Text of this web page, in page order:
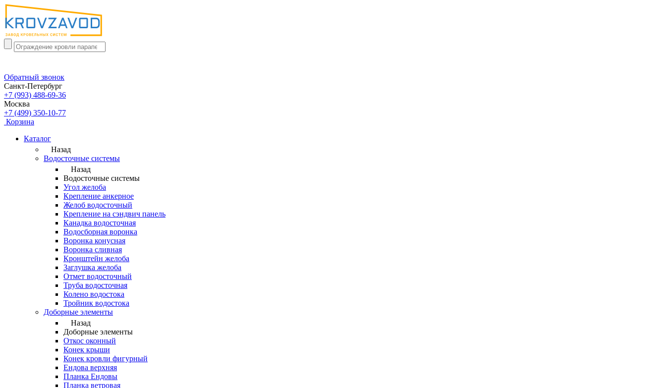
Обратный звонок
Санкт-Петербург
+7 (993) 488-69-36
Москва
+7 (499) 350-10-77
Корзина
Каталог
Назад
Водосточные системы
Назад
Водосточные системы
Угол желоба
Крепление анкерное
Желоб водосточный
Крепление на сэндвич панель
Канадка водосточная
Водосборная воронка
Воронка конусная
Воронка сливная
Кронштейн желоба
Заглушка желоба
Отмет водосточный
Труба водосточная
Колено водостока
Тройник водостока
Доборные элементы
Назад
Доборные элементы
Откос оконный
Конек крыши
Конек кровли фигурный
Ендова верхняя
Планка Ендовы
Планка ветровая